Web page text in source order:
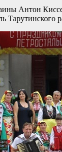
Антон
Тарутинского